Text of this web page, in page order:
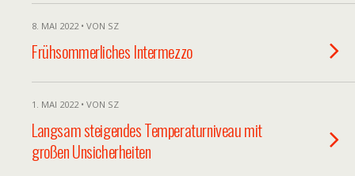
8. MAI 2022 • VON SZ
Frühsommerliches Intermezzo
1. MAI 2022 • VON SZ
Langsam steigendes Temperaturniveau mit
großen Unsicherheiten